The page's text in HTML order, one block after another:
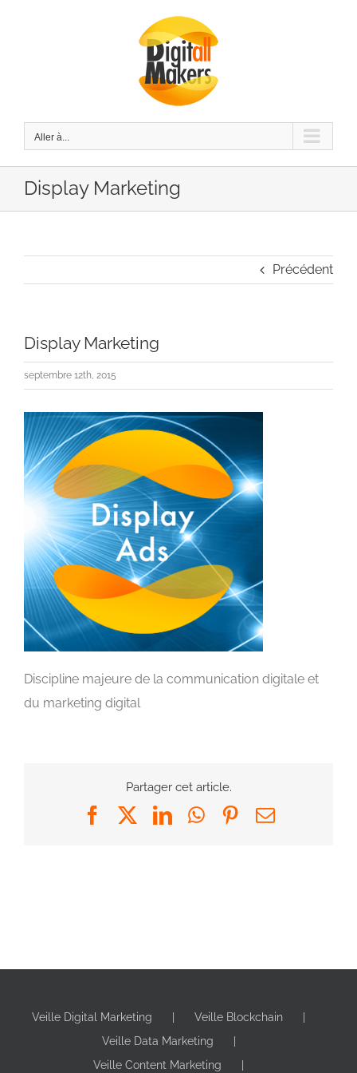
Aller à...
Display Marketing
Précédent
Display Marketing
septembre 12th, 2015
Discipline majeure de la communication digitale et
du marketing digital
Partager cet article.
FacebookLinkedInWhatsApp
Pinterest
Email
Veille Digital Marketing
Veille Blockchain
Veille Data Marketing
Veille Content Marketing